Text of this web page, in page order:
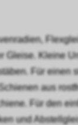
Gleise. Kleine
Für einen
aus
Für den
und